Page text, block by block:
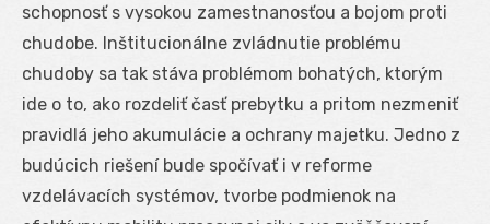
schopnosť s vysokou zamestnanosťou a bojom proti
chudobe. Inštitucionálne zvládnutie problému
chudoby sa tak stáva problémom bohatých, ktorým
ide o to, ako rozdeliť časť prebytku a pritom nezmeniť
pravidlá jeho akumulácie a ochrany majetku. Jedno z
budúcich riešení bude spočívať i v reforme
vzdelávacích systémov, tvorbe podmienok na